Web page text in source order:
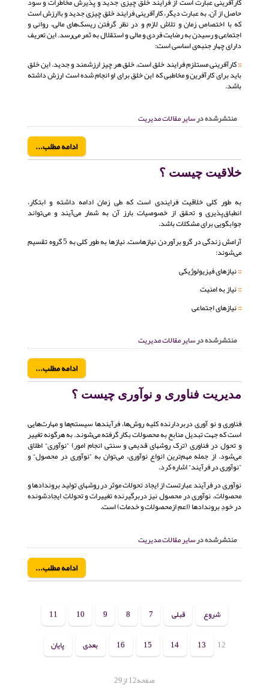
حاصل از آن. به عبارت دیگر، کارآفرینی فرایند خلق چیزی جدید و باارزش است
که با اختصاص زمان و تلاش لازم و در نظر گرفتن ریسک‌های مالی، روانی و
اجتماعی و رسیدن به رضایت فردی و مالی و استقلال به ثمر می‌رسد. این تعریف
دارای چهار جنبه‌ی اساسی است:
::کارآفرینی مستلزم فرایند خلق است. خلق هر چیز ارزشمند و جدید. این خلق
باید برای کارآفرین و مخاطبی که این خلق برای او انجام شده است ارزش داشته
باشد.
منتشرشده درسایر مقالات مدیریت
ادامه مطلب...
خلاقیت چیست ؟
به طور کلی خلاقیت فرایندی است که طی زمان ادامه داشته و ابتکار،
انطباق‌پذیری و تحقق از خصوصیات بارز آن به شمار می‌آیند و می‌تواند
جوابگویی برای مشکلات باشد.
آرامش زندگی در گرو برآوردن نیازهاست. نیازها به طور کلی به 5 گروه تقسیم
می‌شوند:
::نیازهای فیزیولوژیکی
::نیاز به امنیت
::نیازهای اجتماعی
منتشرشده درسایر مقالات مدیریت
ادامه مطلب...
مدیریت فناوری و نوآوری چیست ؟
فناوری و نو آوری دربردارنده كلیه روش‌ها، فرآیندها سیستم‌ها و مهارت‌هایی
است که جهت تبدیل منابع به محصولات بکار گرفته می‌شوند. به هرگونه تغییر
و تحول در فناوری (ترک روشهای قدیمی و سنتی انجام امور) ”نوآوری“ اطلاق
می‌شود. از جمله مهم‌ترین انواع نوآوری، می‌توان به ”نوآوری در محصول“ و
”نوآوری در فرآیند“ اشاره كرد.
نوآوری در فرآیند عبارتست از ایجاد تحولات موثر در روشهای تولید بروندادها و
محصولات. نوآوری در محصول نیز دربرگیرنده تغییرات و تحولاتِ ایجادشونده
در خودِ بروندادها (اعم ازمحصولات و خدمات) است.
منتشرشده درسایر مقالات مدیریت
ادامه مطلب...
شروع قبلی 7
8
9
10
11
12
13
14
15
16 بعدی پایان
صفحه12 از29